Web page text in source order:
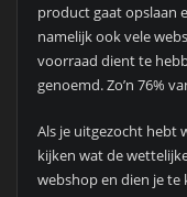
product gaat opslaan
namelijk ook vele
voorraad dient te
genoemd. Zo’n 76%
Als je uitgezocht hebt
kijken wat de
webshop en dien je te